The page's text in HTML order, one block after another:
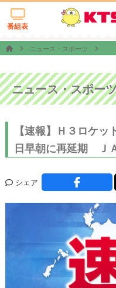
番組表
ニュース・スポーツ
ニュース・スポー
【速報】Ｈ３ロケ
日早朝に再延期 Ｊ
シェア